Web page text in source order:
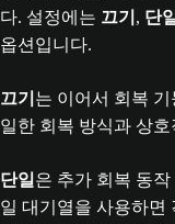
다. 설정에는 끄기 , 단일
옵션입니다.
끄기 는 이어서 회복
일한 회복 방식과 상
단일 은 추가 회복 동
일 대기열을 사용하면